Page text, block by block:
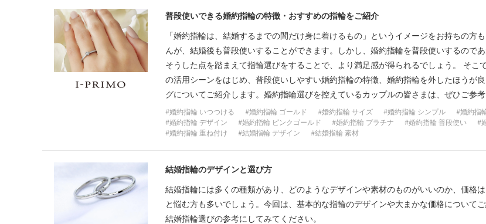
普段使いできる婚約指輪の特徴・おすすめの指輪をご紹介
「婚約指輪は、結婚するまでの間だけ身に着けるもの」というイメージをお持ちの方
んが、結婚後も普段使いすることができます。しかし、婚約指輪を普段使いするので
そうした点を踏まえて指輪選びをすることで、より満足感が得られるでしょう。 そこ
の活用シーンをはじめ、普段使いしやすい婚約指輪の特徴、婚約指輪を外したほうが
グについてご紹介します。婚約指輪選びを控えているカップルの皆さまは、ぜひご参考
婚約指輪 いつつける 婚約指輪 ゴールド 婚約指輪 サイズ 婚約指輪 シンプル
婚約指
婚約指輪 デザイン
婚約指輪 ピンクゴールド 婚約指輪 プラチナ 婚約指輪 普段使い
婚約指輪 重ね付け
結婚指輪 デザイン 結婚指輪 素材
結婚指輪のデザインと選び方
結婚指輪には多くの種類があり、どのようなデザインや素材のものがいいのか、価格
と悩む方も多いでしょう。今回は、基本的な指輪のデザインや大まかな価格についてご
結婚指輪選びの参考にしてみてください。